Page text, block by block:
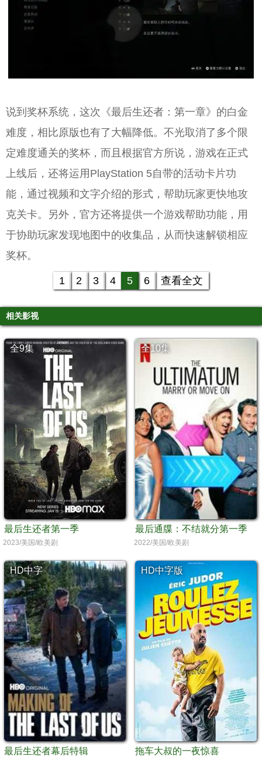
说到奖杯系统，这次《最后生还者：第一章》的白金
难度，相比原版也有了大幅降低。不光取消了多个限
定难度通关的奖杯，而且根据官方所说，游戏在正式
上线后，还将运用PlayStation 5自带的活动卡片功
能，通过视频和文字介绍的形式，帮助玩家更快地攻
克关卡。另外，官方还将提供一个游戏帮助功能，用
于协助玩家发现地图中的收集品，从而快速解锁相应
奖杯。
1 2 3 4 5 6 查看全文
相关影视
全9集
最后生还者第一季
2023/美国/欧美剧
全10集
最后通牒：不结就分第一季
2022/美国/欧美剧
HD中字
最后生还者幕后特辑
HD中字版
拖车大叔的一夜惊喜